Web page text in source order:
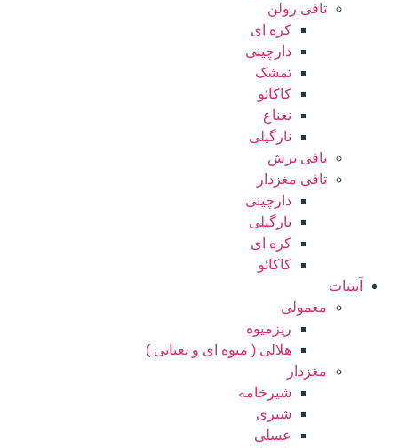
تافی رولن
کره ای
دارچینی
تمشک
کاکائو
نعناع
نارگیلی
تافی ترش
تافی مغزدار
دارچینی
نارگیلی
کره ای
کاکائو
آبنبات
معمولی
ریزمیوه
هلالی ( میوه ای و نعنایی )
مغزدار
شیرخامه
شیری
عسلی